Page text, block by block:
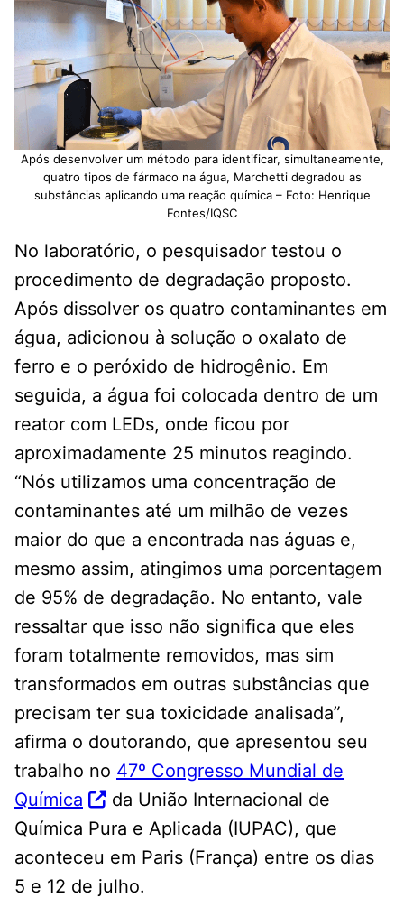
Após desenvolver um método para identificar, simultaneamente,
quatro tipos de fármaco na água, Marchetti degradou as
substâncias aplicando uma reação química – Foto: Henrique
Fontes/IQSC
No laboratório, o pesquisador testou o
procedimento de degradação proposto.
Após dissolver os quatro contaminantes em
água, adicionou à solução o oxalato de
ferro e o peróxido de hidrogênio. Em
seguida, a água foi colocada dentro de um
reator com LEDs, onde ficou por
aproximadamente 25 minutos reagindo.
“Nós utilizamos uma concentração de
contaminantes até um milhão de vezes
maior do que a encontrada nas águas e,
mesmo assim, atingimos uma porcentagem
de 95% de degradação. No entanto, vale
ressaltar que isso não significa que eles
foram totalmente removidos, mas sim
transformados em outras substâncias que
precisam ter sua toxicidade analisada”,
afirma o doutorando, que apresentou seu
trabalho no 47º Congresso Mundial de
Química
da União Internacional de
Química Pura e Aplicada (IUPAC), que
aconteceu em Paris (França) entre os dias
5 e 12 de julho.